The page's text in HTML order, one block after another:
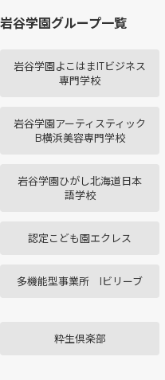
岩谷学園グループ一覧
岩谷学園よこはまITビジネス
専門学校
岩谷学園アーティスティック
B横浜美容専門学校
岩谷学園ひがし北海道日本
語学校
認定こども園エクレス
多機能型事業所 Iビリーブ
粋生倶楽部